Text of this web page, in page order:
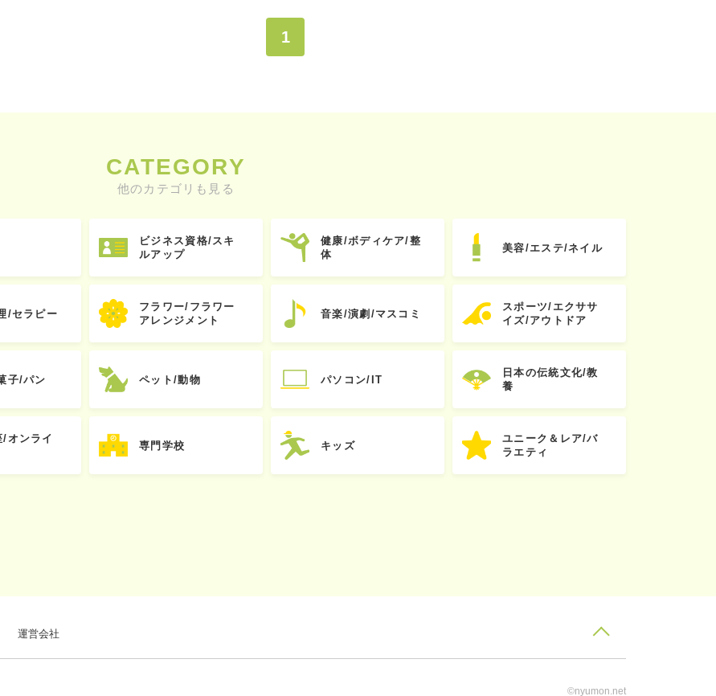
1
CATEGORY
他のカテゴリも見る
ビジネス資格/スキ
ルアップ
健康/ボディケア/整
体
美容/エステ/ネイル
/セラピー
フラワー/フラワー
アレンジメント
音楽/演劇/マスコミ
スポーツ/エクササ
イズ/アウトドア
子/パン ペット/動物 パソコン/IT
日本の伝統文化/教
養
/オンライ
専門学校 キッズ
ユニーク＆レア/バ
ラエティ
運営会社
©nyumon.net